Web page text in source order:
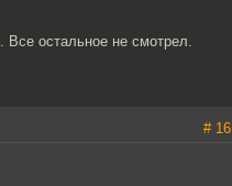
Все остальное не смотрел.
# 16